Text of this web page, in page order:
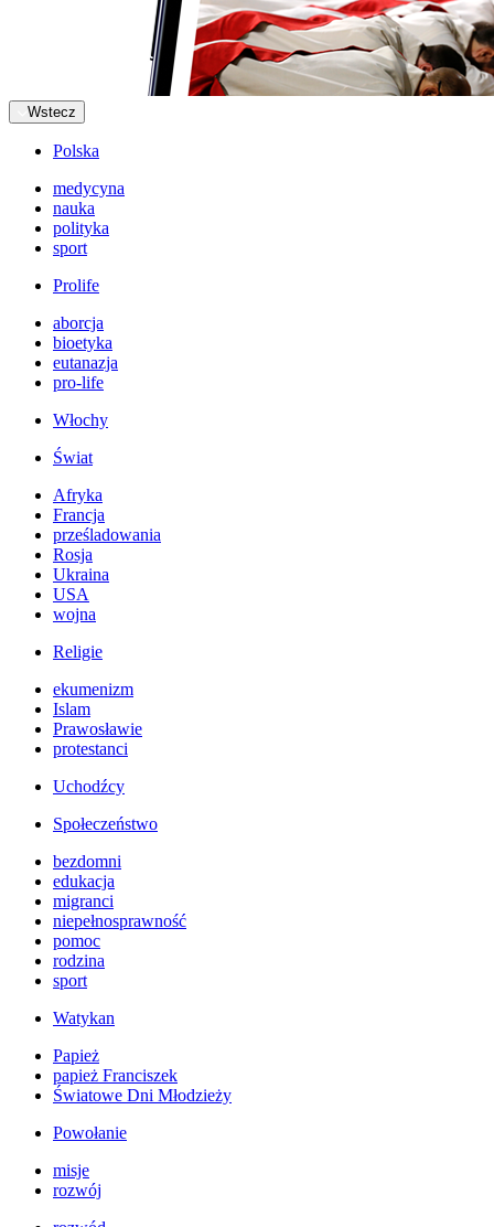
Wstecz
Polska
medycyna
nauka
polityka
sport
Prolife
aborcja
bioetyka
eutanazja
pro-life
Włochy
Świat
Afryka
Francja
prześladowania
Rosja
Ukraina
USA
wojna
Religie
ekumenizm
Islam
Prawosławie
protestanci
Uchodźcy
Społeczeństwo
bezdomni
edukacja
migranci
niepełnosprawność
pomoc
rodzina
sport
Watykan
Papież
papież Franciszek
Światowe Dni Młodzieży
Powołanie
misje
rozwój